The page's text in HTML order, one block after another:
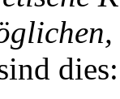
dies: